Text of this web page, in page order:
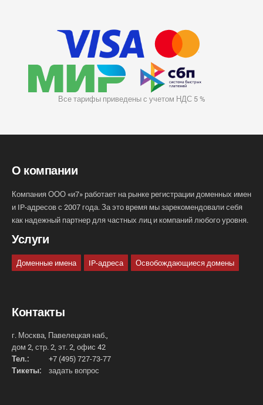
Все тарифы приведены с учетом НДС 5 %
О компании
Компания ООО «и7» работает на рынке регистрации доменных имен
и IP-адресов с 2007 года. За это время мы зарекомендовали себя
как надежный партнер для частных лиц и компаний любого уровня.
Услуги
Доменные имена IP-адреса Освобождающиеся домены
Контакты
г. Москва, Павелецкая наб.,
дом 2, стр. 2, эт. 2, офис 42
Тел.:
+7 (495) 727-73-77
Тикеты:
задать вопрос